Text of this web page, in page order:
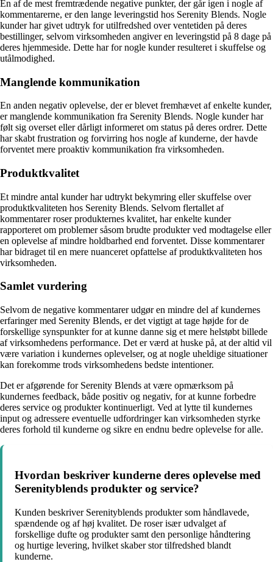
En af de mest fremtrædende negative punkter, der går igen i nogle af
kommentarerne, er den lange leveringstid hos Serenity Blends. Nogle
kunder har givet udtryk for utilfredshed over ventetiden på deres
bestillinger, selvom virksomheden angiver en leveringstid på 8 dage på
deres hjemmeside. Dette har for nogle kunder resulteret i skuffelse og
utålmodighed.
Manglende kommunikation
En anden negativ oplevelse, der er blevet fremhævet af enkelte kunder,
er manglende kommunikation fra Serenity Blends. Nogle kunder har
følt sig overset eller dårligt informeret om status på deres ordrer. Dette
har skabt frustration og forvirring hos nogle af kunderne, der havde
forventet mere proaktiv kommunikation fra virksomheden.
Produktkvalitet
Et mindre antal kunder har udtrykt bekymring eller skuffelse over
produktkvaliteten hos Serenity Blends. Selvom flertallet af
kommentarer roser produkternes kvalitet, har enkelte kunder
rapporteret om problemer såsom brudte produkter ved modtagelse eller
en oplevelse af mindre holdbarhed end forventet. Disse kommentarer
har bidraget til en mere nuanceret opfattelse af produktkvaliteten hos
virksomheden.
Samlet vurdering
Selvom de negative kommentarer udgør en mindre del af kundernes
erfaringer med Serenity Blends, er det vigtigt at tage højde for de
forskellige synspunkter for at kunne danne sig et mere helstøbt billede
af virksomhedens performance. Det er værd at huske på, at der altid vil
være variation i kundernes oplevelser, og at nogle uheldige situationer
kan forekomme trods virksomhedens bedste intentioner.
Det er afgørende for Serenity Blends at være opmærksom på
kundernes feedback, både positiv og negativ, for at kunne forbedre
deres service og produkter kontinuerligt. Ved at lytte til kundernes
input og adressere eventuelle udfordringer kan virksomheden styrke
deres forhold til kunderne og sikre en endnu bedre oplevelse for alle.
Hvordan beskriver kunderne deres oplevelse med
Serenityblends produkter og service?
Kunden beskriver Serenityblends produkter som håndlavede,
spændende og af høj kvalitet. De roser især udvalget af
forskellige dufte og produkter samt den personlige håndtering
og hurtige levering, hvilket skaber stor tilfredshed blandt
kunderne.